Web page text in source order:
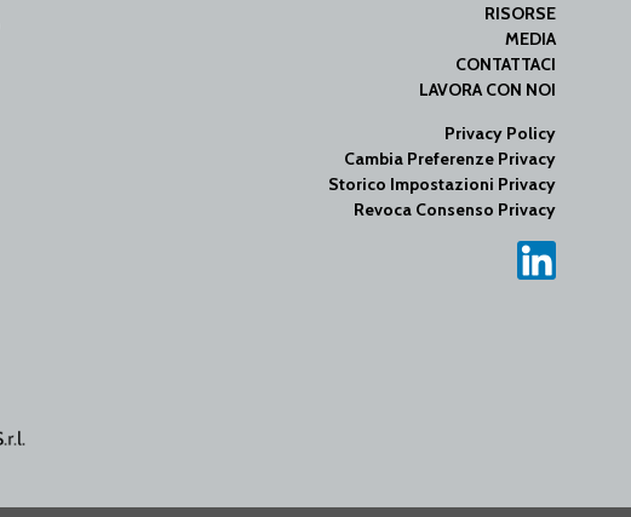
RISORSE
MEDIA
CONTATTACI
LAVORA CON NOI
Privacy Policy
Cambia Preferenze Privacy
Storico Impostazioni Privacy
Revoca Consenso Privacy